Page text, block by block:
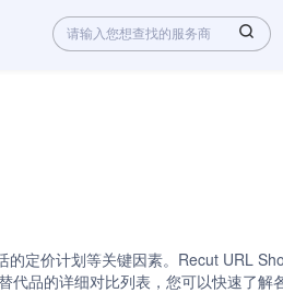
定价计划等关键因素。Recut URL
品的详细对比列表，您可以快速了解